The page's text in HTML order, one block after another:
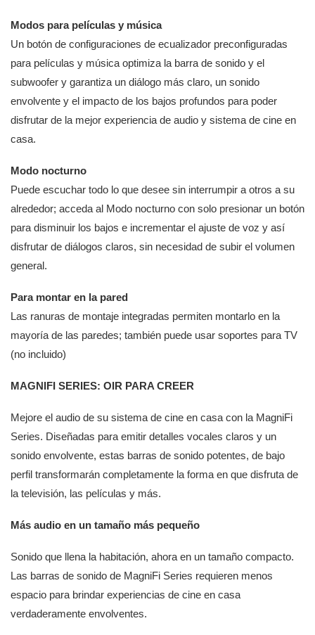
Modos para películas y música
Un botón de configuraciones de ecualizador preconfiguradas
para películas y música optimiza la barra de sonido y el
subwoofer y garantiza un diálogo más claro, un sonido
envolvente y el impacto de los bajos profundos para poder
disfrutar de la mejor experiencia de audio y sistema de cine en
casa.
Modo nocturno
Puede escuchar todo lo que desee sin interrumpir a otros a su
alrededor; acceda al Modo nocturno con solo presionar un botón
para disminuir los bajos e incrementar el ajuste de voz y así
disfrutar de diálogos claros, sin necesidad de subir el volumen
general.
Para montar en la pared
Las ranuras de montaje integradas permiten montarlo en la
mayoría de las paredes; también puede usar soportes para TV
(no incluido)
MAGNIFI SERIES: OIR PARA CREER
Mejore el audio de su sistema de cine en casa con la MagniFi
Series. Diseñadas para emitir detalles vocales claros y un
sonido envolvente, estas barras de sonido potentes, de bajo
perfil transformarán completamente la forma en que disfruta de
la televisión, las películas y más.
Más audio en un tamaño más pequeño
Sonido que llena la habitación, ahora en un tamaño compacto.
Las barras de sonido de MagniFi Series requieren menos
espacio para brindar experiencias de cine en casa
verdaderamente envolventes.